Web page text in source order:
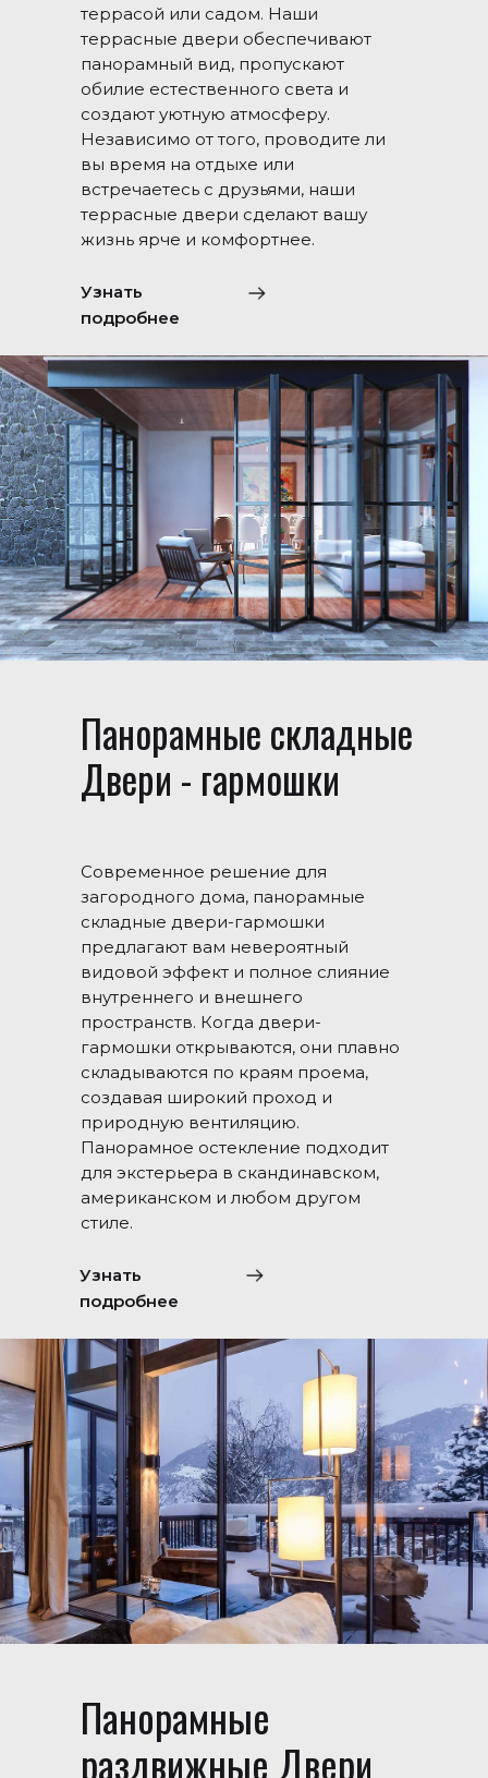
Узнать
подробнее
террасой или садом. Наши
террасные двери обеспечивают
панорамный вид, пропускают
обилие естественного света и
создают уютную атмосферу.
Независимо от того, проводите ли
вы время на отдыхе или
встречаетесь с друзьями, наши
террасные двери сделают вашу
жизнь ярче и комфортнее.
Панорамные складные
Двери - гармошки
Современное решение для
загородного дома, панорамные
складные двери-гармошки
предлагают вам невероятный
видовой эффект и полное слияние
внутреннего и внешнего
пространств. Когда двери-
гармошки открываются, они плавно
складываются по краям проема,
создавая широкий проход и
природную вентиляцию.
Панорамное остекление подходит
для экстерьера в скандинавском,
американском и любом другом
стиле.
Узнать
подробнее
Панорамные
раздвижные Двери